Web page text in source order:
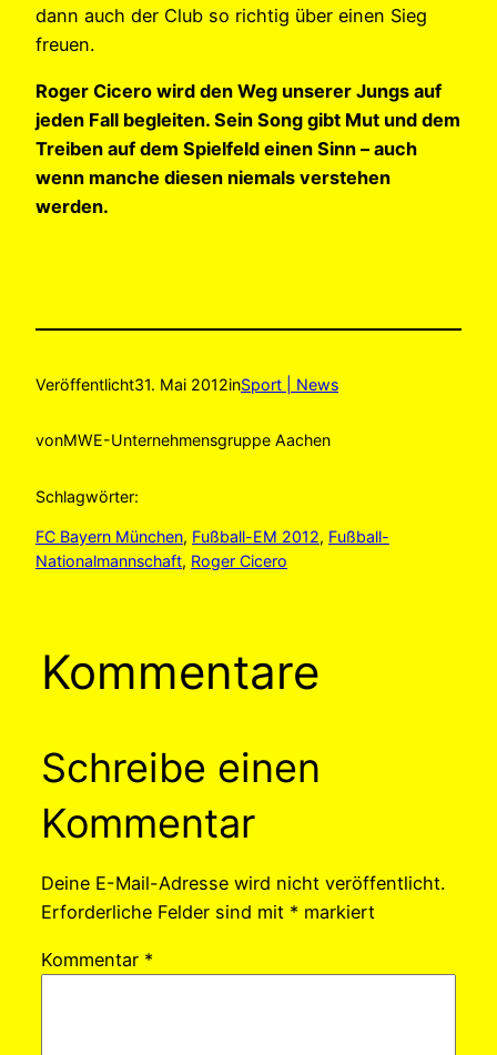
dann auch der Club so richtig über einen Sieg
freuen.
Roger Cicero wird den Weg unserer Jungs auf
jeden Fall begleiten. Sein Song gibt Mut und dem
Treiben auf dem Spielfeld einen Sinn – auch
wenn manche diesen niemals verstehen
werden.
Veröffentlicht31. Mai 2012inSport | News
vonMWE-Unternehmensgruppe Aachen
Schlagwörter:
FC Bayern München, Fußball-EM 2012, Fußball-
Nationalmannschaft, Roger Cicero
Kommentare
Schreibe einen
Kommentar
Deine E-Mail-Adresse wird nicht veröffentlicht.
Erforderliche Felder sind mit * markiert
Kommentar *